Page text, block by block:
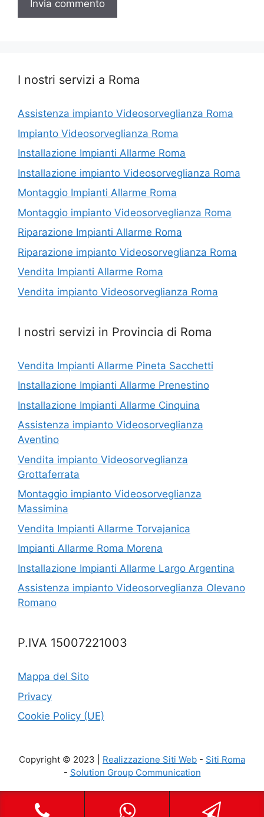
I nostri servizi a Roma
Assistenza impianto Videosorveglianza Roma
Impianto Videosorveglianza Roma
Installazione Impianti Allarme Roma
Installazione impianto Videosorveglianza Roma
Montaggio Impianti Allarme Roma
Montaggio impianto Videosorveglianza Roma
Riparazione Impianti Allarme Roma
Riparazione impianto Videosorveglianza Roma
Vendita Impianti Allarme Roma
Vendita impianto Videosorveglianza Roma
I nostri servizi in Provincia di Roma
Vendita Impianti Allarme Pineta Sacchetti
Installazione Impianti Allarme Prenestino
Installazione Impianti Allarme Cinquina
Assistenza impianto Videosorveglianza
Aventino
Vendita impianto Videosorveglianza
Grottaferrata
Montaggio impianto Videosorveglianza
Massimina
Vendita Impianti Allarme Torvajanica
Impianti Allarme Roma Morena
Installazione Impianti Allarme Largo Argentina
Assistenza impianto Videosorveglianza Olevano
Romano
P.IVA 15007221003
Mappa del Sito
Privacy
Cookie Policy (UE)
Copyright © 2023 | Realizzazione Siti Web - Siti Roma
- Solution Group Communication